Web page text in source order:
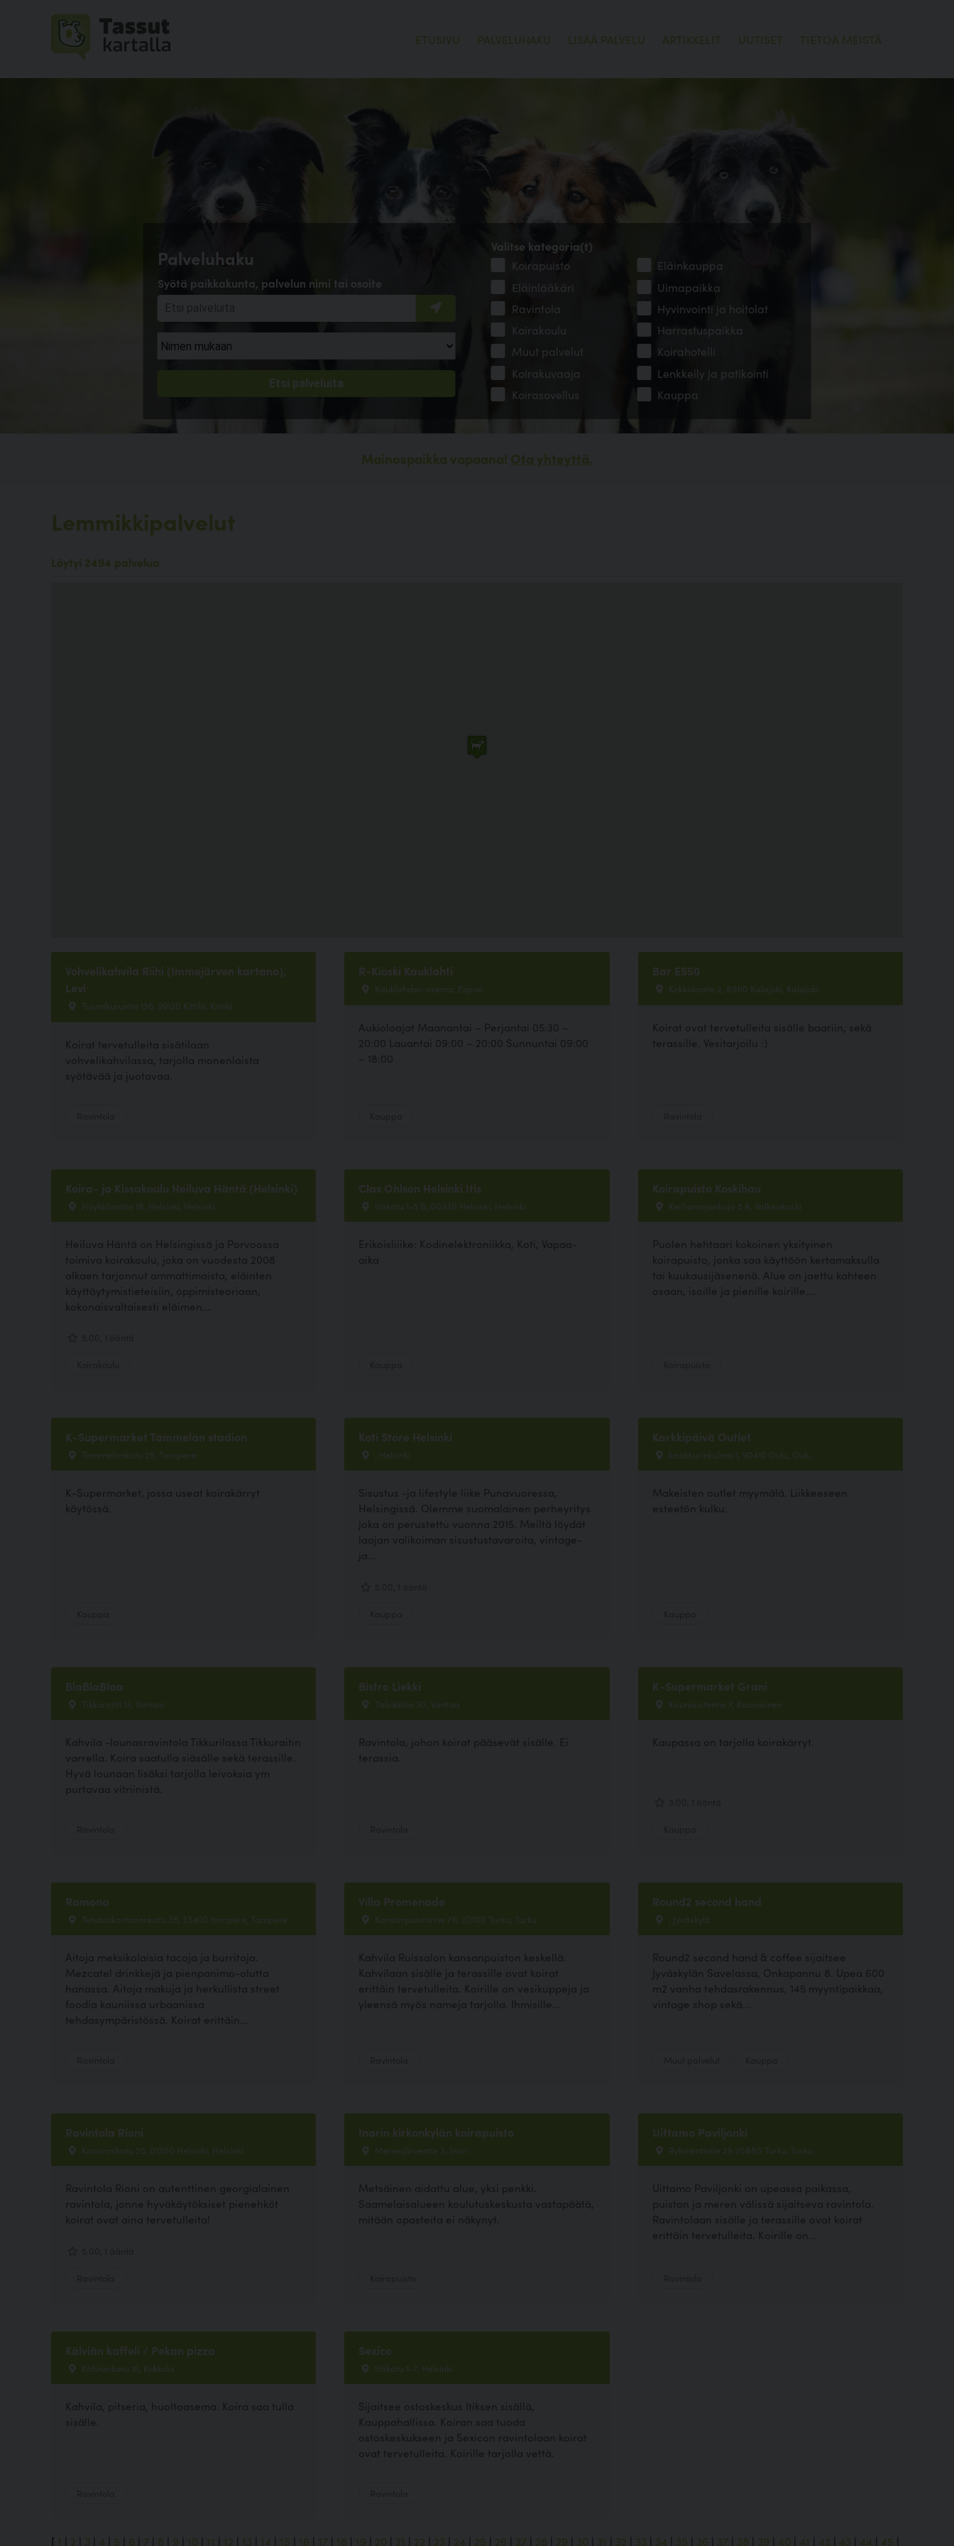
ETUSIVU PALVELUHAKU LISÄÄ PALVELU ARTIKKELIT UUTISET TIETOA MEISTÄ
Palveluhaku
Syötä paikkakunta, palvelun nimi tai osoite
Valitse kategoria(t)
Koirapuisto
Eläinkauppa
Eläinlääkäri
Uimapaikka
Ravintola
Hyvinvointi ja hoitolat
Koirakoulu
Harrastuspaikka
Muut palvelut
Koirahotelli
Koirakuvaaja
Lenkkeily ja patikointi
Koirasovellus
Kauppa
Mainospaikka vapaana! Ota yhteyttä.
Lemmikkipalvelut
Löytyi 2494 palvelua
Vohvelikahvila Riihi (Immejärven kartano),
Levi
Tuomikuruntie 136, 99130 Kittilä, Kittilä
Koirat tervetulleita sisätilaan
vohvelikahvilassa, tarjolla monenlaista
syötävää ja juotavaa.
R-Kioski Kauklahti
Kauklahden asema, Espoo
Aukioloajat Maanantai – Perjantai 05:30 –
20:00 Lauantai 09:00 – 20:00 Sunnuntai 09:00
– 18:00
Bar E550
Kokkolantie 2, 85110 Kalajoki, Kalajoki
Koirat ovat tervetulleita sisälle baariin, sekä
terassille. Vesitarjoilu :)
Koira- ja Kissakoulu Heiluva Häntä (Helsinki)
Höyläämötie 18, Helsinki, Helsinki
Heiluva Häntä on Helsingissä ja Porvoossa
toimiva koirakoulu, joka on vuodesta 2008
alkaen tarjonnut ammattimaista, eläinten
käyttäytymistieteisiin, oppimisteoriaan,
kokonaisvaltaisesti eläimen...
Clas Ohlson Helsinki Itis
Itäkatu 1-5 B, 00930 Helsinki, Helsinki
Erikoisliiike: Kodinelektroniikka, Koti, Vapaa-
aika
Koirapuisto Koskihau
Kerhomajankuja 5 A, Valkeakoski
Puolen hehtaari kokoinen yksityinen
koirapuisto, jonka saa käyttöön kertamaksulla
tai kuukausijäsenenä. Alue on jaettu kahteen
osaan, isoille ja pienille koirille....
K-Supermarket Tammelan stadion
Tammelankatu 25, Tampere
K-Supermarket, jossa useat koirakärryt
käytössä.
Koti Store Helsinki
, Helsinki
Sisustus -ja lifestyle liike Punavuoressa,
Helsingissä. Olemme suomalainen perheyritys
joka on perustettu vuonna 2015. Meiltä löydät
laajan valikoiman sisustustavaroita, vintage-
ja...
Karkkipäivä Outlet
kaakkurinkulma 1, 90410 Oulu, Oulu
Makeisten outlet myymälä. Liikkeeseen
esteetön kulku.
BlaBlaBlaa
Tikkuraitti 13, Vantaa
Kahvila -lounasravintola Tikkurilassa Tikkuraitin
varrella. Koira saatulla siäsälle sekä terassille.
Hyvä lounaan lisäksi tarjolla leivoksia ym
purtavaa vitriinistä.
Bistro Liekki
Talvikkitie 30, Vantaa
Ravintola, johon koirat pääsevät sisälle. Ei
terassia.
K-Supermarket Grani
Kauniaistentie 7, Kauniainen
Kaupassa on tarjolla koirakärryt.
Ramona
Tehdaskartanonkatu 36, 33400 tampere, Tampere
Aitoja meksikolaisia tacoja ja burritoja.
Mezcatel drinkkejä ja pienpanimo-olutta
hanassa. Aitoja makuja ja herkullista street
foodia kauniissa urbaanissa
tehdasympäristössä. Koirat erittäin...
Villa Promenade
Kansanpuistontie 76, 20100 Turku, Turku
Kahvila Ruissalon kansanpuiston keskellä.
Kahvilaan sisälle ja terassille ovat koirat
erittäin tervetulleita. Koirille on vesikuppeja ja
yleensä myös nameja tarjolla. Ihmisille...
Round2 second hand
, Jyväskylä
Round2 second hand & coffee sijaitsee
Jyväskylän Savelassa, Onkapannu 8. Upea 600
m2 vanha tehdasrakennus, 145 myyntipaikkaa,
vintage shop sekä...
Ravintola Rioni
Kasarmikatu 25, 01300 Helsinki, Helsinki
Ravintola Rioni on autenttinen georgialainen
ravintola, jonne hyväkäytöksiset pienehköt
koirat ovat aina tervetulleita!
Inarin kirkonkylän koirapuisto
Menesjärventie 3, Inari
Metsäinen aidattu alue, yksi penkki.
Saamelaisalueen koulutuskeskusta vastapäätä,
mitään opasteita ei näkynyt.
Uittamo Paviljonki
Rykmentintie 29 20880 Turku, Turku
Uittamo Paviljonki on upeassa paikassa,
puiston ja meren välissä sijaitseva ravintola.
Ravintolaan sisälle ja terassille ovat koirat
erittäin tervetulleita. Koirille on...
Kälviän kaffeli / Pekan pizza
Kälviänkatu 16, Kokkola
Kahvila, pitseria, huoltoasema. Koira saa tulla
sisälle.
Sexico
Itäkatu 1-7, Helsinki
Sijaitsee ostoskeskus Itiksen sisällä,
Kauppahallissa. Koiran saa tuoda
ostoskeskukseen ja Sexicon ravintolaan koirat
ovat tervetulleita. Koirille tarjolla vettä.
[ 1 2 3 4 5 6 7 8 9 10 11 12 13 14 15 16 17 18 19 20 21 22 23 24 25 26 27 28 29 30 31 32 33 34 35 36 37 38 39 40 41 42 43 44 45